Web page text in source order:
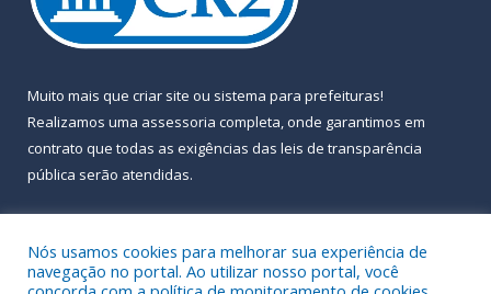
Muito mais que criar site ou sistema para prefeituras!
Realizamos uma assessoria completa, onde garantimos em
contrato que todas as exigências das leis de transparência
pública serão atendidas.
Nós usamos cookies para melhorar sua experiência de
navegação no portal. Ao utilizar nosso portal, você